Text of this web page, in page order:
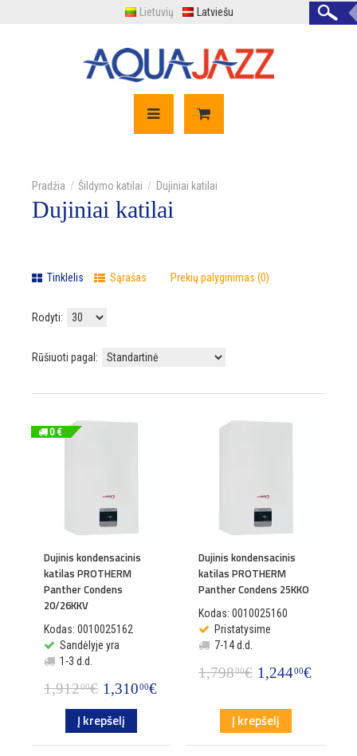
Lietuvių Latviešu
Šildymo katilai Dujiniai katilai
Dujiniai katilai
Tinklelis Sąrašas Prekių palyginimas (0)
Rodyti:
Rūšiuoti pagal:
0 €
Dujinis kondensacinis
katilas PROTHERM
Panther Condens
20/26KKV
Kodas: 0010025162
Sandėlyje yra
1-3 d.d.
1,91200€ 1,31000€
Į krepšelį
Dujinis kondensacinis
katilas PROTHERM
Panther Condens 25KKO
Kodas: 0010025160
Pristatysime
7-14 d.d.
1,79800€ 1,24400€
Į krepšelį